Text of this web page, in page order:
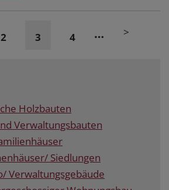
2 3 4 … >
Holzbauten
Verwaltungsbauten
Siedlungen
Verwaltungsgebäude